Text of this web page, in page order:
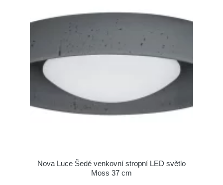
Nova Luce Šedé venkovní stropní LED světlo
Moss 37 cm